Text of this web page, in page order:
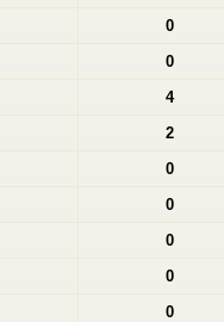
0
0
4
2
0
0
0
0
0